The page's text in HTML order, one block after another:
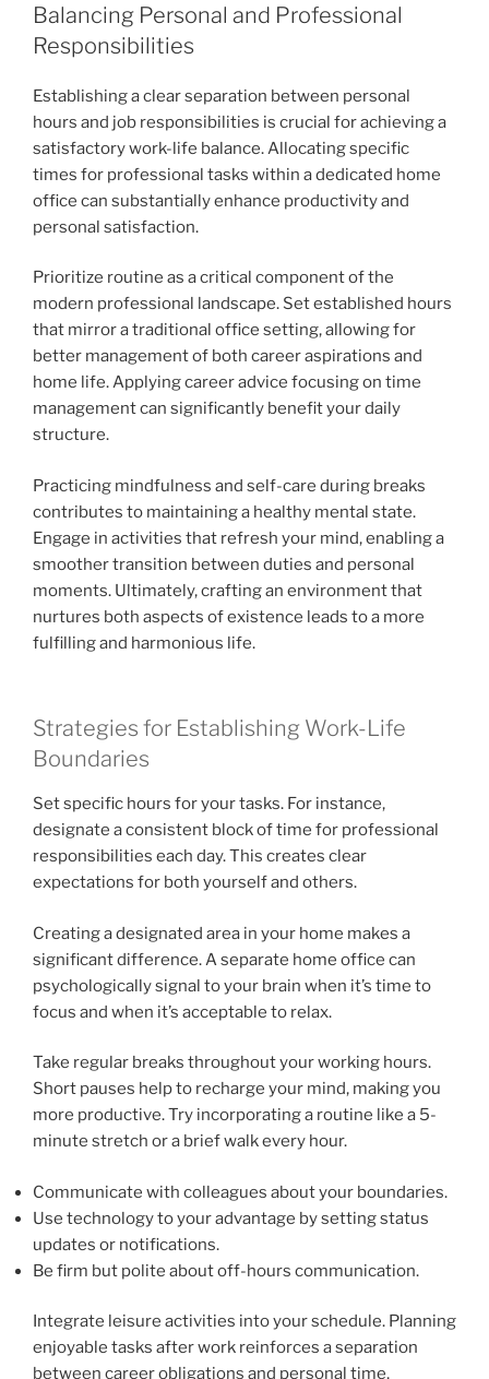
Balancing Personal and Professional
Responsibilities
Establishing a clear separation between personal
hours and job responsibilities is crucial for achieving a
satisfactory work-life balance. Allocating specific
times for professional tasks within a dedicated home
office can substantially enhance productivity and
personal satisfaction.
Prioritize routine as a critical component of the
modern professional landscape. Set established hours
that mirror a traditional office setting, allowing for
better management of both career aspirations and
home life. Applying career advice focusing on time
management can significantly benefit your daily
structure.
Practicing mindfulness and self-care during breaks
contributes to maintaining a healthy mental state.
Engage in activities that refresh your mind, enabling a
smoother transition between duties and personal
moments. Ultimately, crafting an environment that
nurtures both aspects of existence leads to a more
fulfilling and harmonious life.
Strategies for Establishing Work-Life
Boundaries
Set specific hours for your tasks. For instance,
designate a consistent block of time for professional
responsibilities each day. This creates clear
expectations for both yourself and others.
Creating a designated area in your home makes a
significant difference. A separate home office can
psychologically signal to your brain when it’s time to
focus and when it’s acceptable to relax.
Take regular breaks throughout your working hours.
Short pauses help to recharge your mind, making you
more productive. Try incorporating a routine like a 5-
minute stretch or a brief walk every hour.
Communicate with colleagues about your boundaries.
Use technology to your advantage by setting status
updates or notifications.
Be firm but polite about off-hours communication.
Integrate leisure activities into your schedule. Planning
enjoyable tasks after work reinforces a separation
between career obligations and personal time,